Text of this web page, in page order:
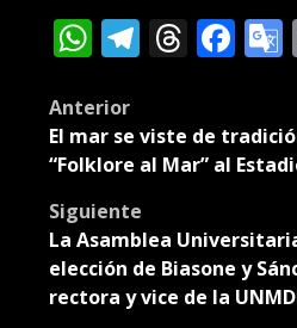
WhatsApp
Post
navigation
Anterior
El mar se viste de
“Folklore al Mar” al
Siguiente
La Asamblea
elección de Biasone y
rectora y vice de la